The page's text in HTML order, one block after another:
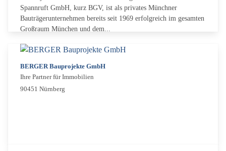
Spannruft GmbH, kurz BGV, ist als privates Münchner
Bauträgerunternehmen bereits seit 1969 erfolgreich im gesamten
Großraum München und dem...
BERGER Bauprojekte GmbH
Ihre Partner für Immobilien
90451 Nürnberg